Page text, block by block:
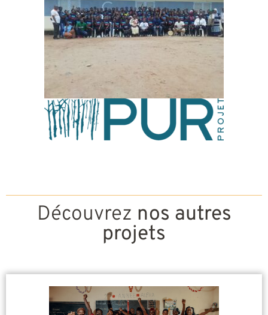
Découvrez nos autres
projets